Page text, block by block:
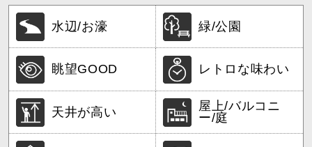
水辺/お濠 緑/公園
眺望GOOD レトロな味わい
天井が高い
屋上/バルコニ
ー/庭